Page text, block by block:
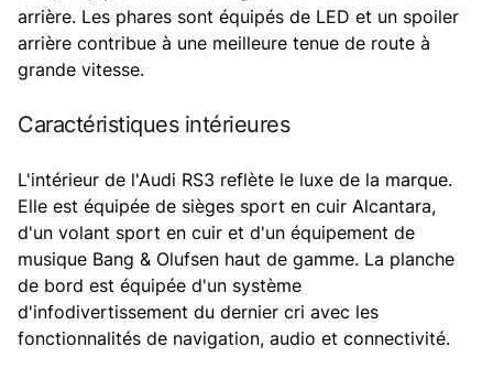
arrière. Les phares sont équipés de LED et un spoiler
arrière contribue à une meilleure tenue de route à
grande vitesse.
Caractéristiques intérieures
L'intérieur de l'Audi RS3 reflète le luxe de la marque.
Elle est équipée de sièges sport en cuir Alcantara,
d'un volant sport en cuir et d'un équipement de
musique Bang & Olufsen haut de gamme. La planche
de bord est équipée d'un système
d'infodivertissement du dernier cri avec les
fonctionnalités de navigation, audio et connectivité.